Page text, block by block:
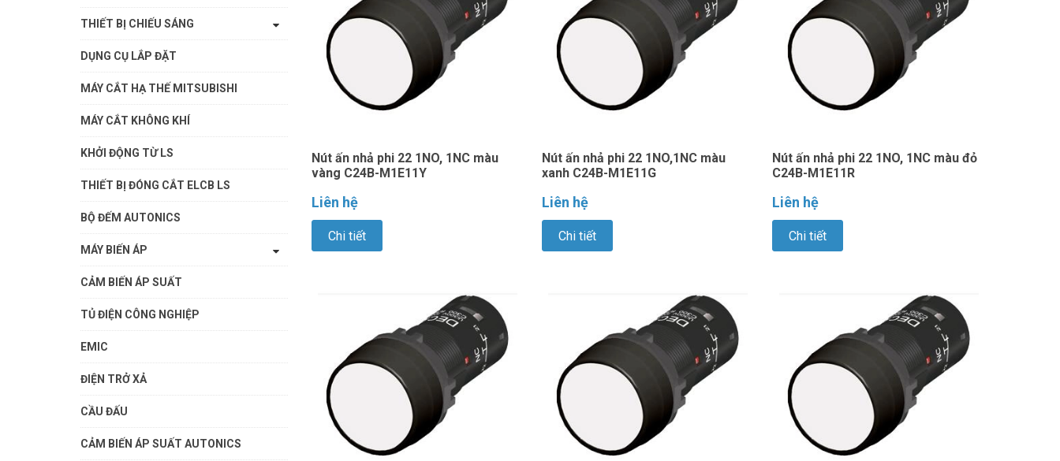
Nút ấn nhả phi 22 1NO, 1NC màu
vàng C24B-M1E11Y
Liên hệ
Chi tiết
Nút ấn nhả phi 22 1NO,1NC màu
xanh C24B-M1E11G
Liên hệ
Chi tiết
Nút ấn nhả phi 22 1NO, 1NC màu đỏ
C24B-M1E11R
Liên hệ
Chi tiết
THIẾT BỊ CHIẾU SÁNG
DỤNG CỤ LẮP ĐẶT
MÁY CẮT HẠ THẾ MITSUBISHI
MÁY CẮT KHÔNG KHÍ
KHỞI ĐỘNG TỪ LS
THIẾT BỊ ĐÓNG CẮT ELCB LS
BỘ ĐẾM AUTONICS
MÁY BIẾN ÁP
CẢM BIẾN ÁP SUẤT
TỦ ĐIỆN CÔNG NGHIỆP
EMIC
ĐIỆN TRỞ XẢ
CẦU ĐẤU
CẢM BIẾN ÁP SUẤT AUTONICS